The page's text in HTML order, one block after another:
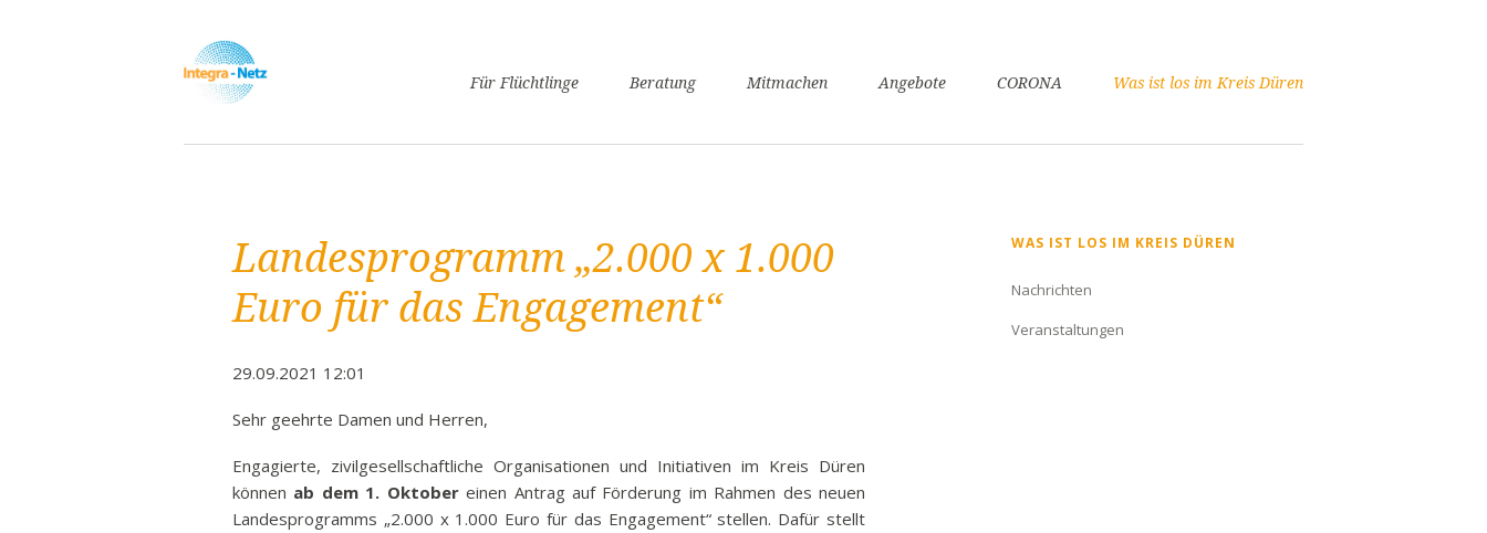
NavigationFür Flüchtlinge
Gesundheit
Sprachkurse
Familiennachzug
Freiwillige Rückkehr
Bank
Beratung Mitmachen Angebote CORONA Was ist los im Kreis Düren
Landesprogramm „2.000 x 1.000
Euro für das Engagement“
29.09.2021 12:01
Sehr geehrte Damen und Herren,
Engagierte, zivilgesellschaftliche Organisationen und Initiativen im Kreis Düren
können ab dem 1. Oktobereinen Antrag auf Förderung im Rahmen des neuen
Landesprogramms „2.000 x 1.000 Euro für das Engagement“ stellen. Dafür stellt
Navigation
WAS IST LOS IM KREIS DÜREN
Nachrichten
Veranstaltungen